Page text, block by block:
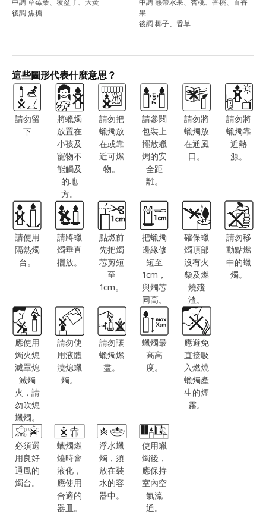
中調 草莓葉、覆盆子、大黃
後調 焦糖
中調 熱帶水果、杏桃、香桃、百香
果
後調 椰子、香草
這些圖形代表什麼意思？
請勿留
下
將蠟燭
放置在
小孩及
寵物不
能觸及
的地
方。
請勿把
蠟燭放
在或靠
近可燃
物。
請參閱
包裝上
擺放蠟
燭的安
全距
離。
請勿將
蠟燭放
在通風
口。
請勿將
蠟燭靠
近熱
源。
請使用
隔熱燭
台。
請將蠟
燭垂直
擺放。
點燃前
先把燭
芯剪短
至
1cm。
把蠟燭
邊緣修
短至
1cm，
與燭芯
同高。
確保蠟
燭頂部
沒有火
柴及燃
燒殘
渣。
請勿移
動點燃
中的蠟
燭。
應使用
燭火熄
滅罩熄
滅燭
火，請
勿吹熄
蠟燭。
請勿使
用液體
澆熄蠟
燭。
請勿讓
蠟燭燃
盡。
蠟燭最
高高
度。
應避免
直接吸
入燃燒
蠟燭產
生的煙
霧。
必須選
用良好
通風的
燭台。
蠟燭燃
燒時會
液化，
應使用
合適的
器皿。
浮水蠟
燭，須
放在裝
水的容
器中。
使用蠟
燭後，
應保持
室內空
氣流
通。